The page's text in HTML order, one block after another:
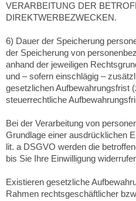
VERARBEITUNG DER
DIREKTWERBEZWECKEN.
6) Dauer der Speicherung
der Speicherung von
anhand der jeweiligen
und – sofern einschlägig –
gesetzlichen Aufbewahrungsfrist
steuerrechtliche
Bei der Verarbeitung von
Grundlage einer ausdrücklichen
lit. a DSGVO werden die
bis Sie Ihre Einwilligung
Existieren gesetzliche
Rahmen rechtsgeschäftlicher